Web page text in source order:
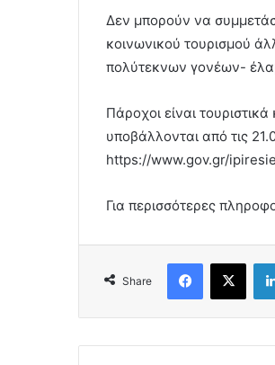
Δεν μπορούν να
κοινωνικού τουρισμού
πολύτεκνων γονέων-
Πάροχοι είναι
υποβάλλονται από τις
https://www.gov.gr/
Για περισσότερες
Share
Facebook
X